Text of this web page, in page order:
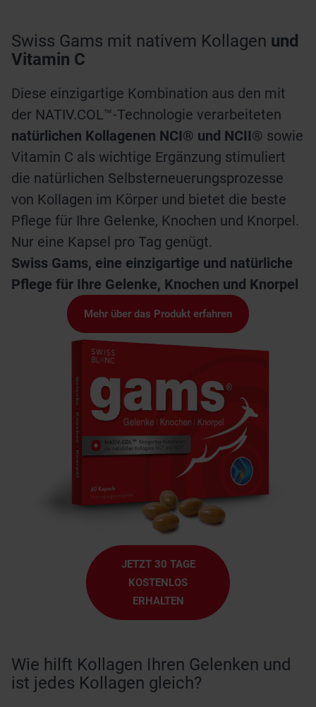
Swiss Gams mit nativem Kollagen und
Vitamin C
Diese einzigartige Kombination aus den mit
der NATIV.COL™-Technologie verarbeiteten
natürlichen Kollagenen NCI® und NCII® sowie
Vitamin C als wichtige Ergänzung stimuliert
die natürlichen Selbsterneuerungsprozesse
von Kollagen im Körper und bietet die beste
Pflege für Ihre Gelenke, Knochen und Knorpel.
Nur eine Kapsel pro Tag genügt.
Swiss Gams, eine einzigartige und natürliche
Pflege für Ihre Gelenke, Knochen und Knorpel
Mehr über das Produkt erfahren
JETZT 30 TAGE
KOSTENLOS
ERHALTEN
Wie hilft Kollagen Ihren Gelenken und
ist jedes Kollagen gleich?